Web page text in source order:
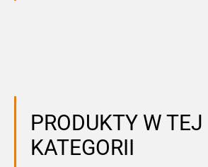
PRODUKTY W TEJ
KATEGORII